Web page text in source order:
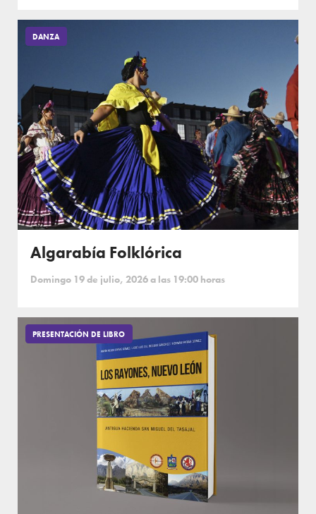
DANZA
Algarabía Folklórica
Domingo 19 de julio, 2026 a las 19:00 horas
PRESENTACIÓN DE LIBRO